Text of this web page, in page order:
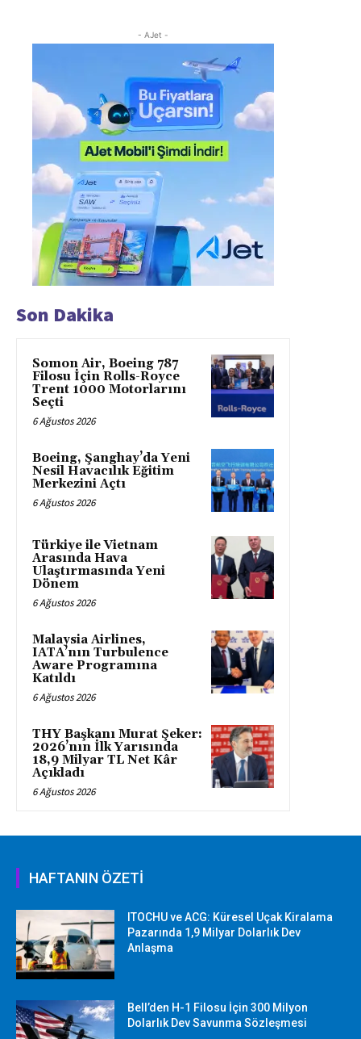
- AJet -
Son Dakika
Somon Air, Boeing 787
Filosu İçin Rolls-Royce
Trent 1000 Motorlarını
Seçti
6 Ağustos 2026
Boeing, Şanghay’da Yeni
Nesil Havacılık Eğitim
Merkezini Açtı
6 Ağustos 2026
Türkiye ile Vietnam
Arasında Hava
Ulaştırmasında Yeni
Dönem
6 Ağustos 2026
Malaysia Airlines,
IATA’nın Turbulence
Aware Programına
Katıldı
6 Ağustos 2026
THY Başkanı Murat Şeker:
2026’nın İlk Yarısında
18,9 Milyar TL Net Kâr
Açıkladı
6 Ağustos 2026
HAFTANIN ÖZETİ
ITOCHU ve ACG: Küresel Uçak Kiralama
Pazarında 1,9 Milyar Dolarlık Dev
Anlaşma
Bell’den H-1 Filosu İçin 300 Milyon
Dolarlık Dev Savunma Sözleşmesi